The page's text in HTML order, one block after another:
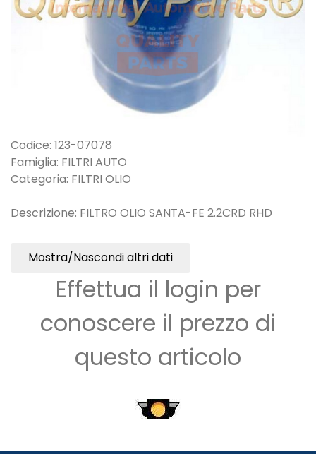
Codice: 123-07078
Famiglia: FILTRI AUTO
Categoria: FILTRI OLIO
Descrizione: FILTRO OLIO SANTA-FE 2.2CRD RHD
Mostra/Nascondi altri dati
Effettua il login per
conoscere il prezzo di
questo articolo